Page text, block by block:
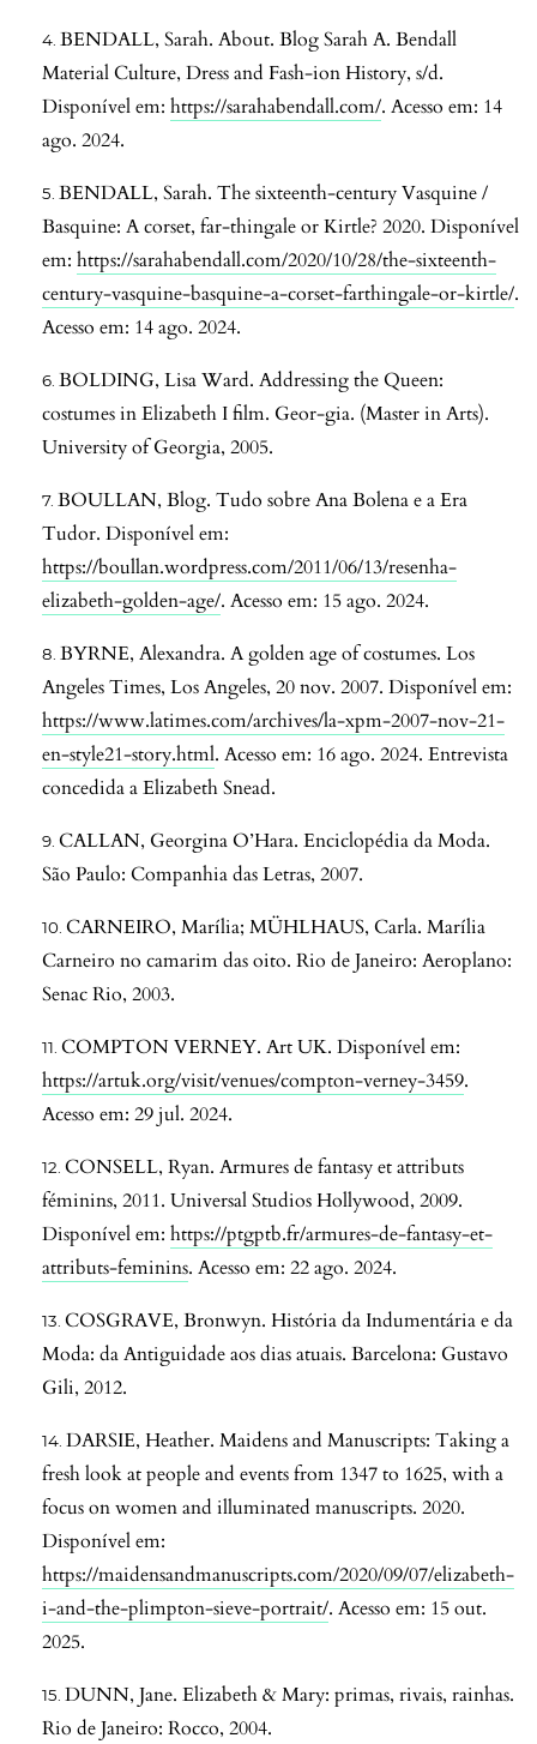
BENDALL, Sarah. About. Blog Sarah A. Bendall
Material Culture, Dress and Fash-ion History, s/d.
Disponível em: https://sarahabendall.com/. Acesso em: 14
ago. 2024.
BENDALL, Sarah. The sixteenth-century Vasquine /
Basquine: A corset, far-thingale or Kirtle? 2020. Disponível
em: https://sarahabendall.com/2020/10/28/the-sixteenth-
century-vasquine-basquine-a-corset-farthingale-or-kirtle/.
Acesso em: 14 ago. 2024.
BOLDING, Lisa Ward. Addressing the Queen:
costumes in Elizabeth I film. Geor-gia. (Master in Arts).
University of Georgia, 2005.
BOULLAN, Blog. Tudo sobre Ana Bolena e a Era
Tudor. Disponível em:
https://boullan.wordpress.com/2011/06/13/resenha-
elizabeth-golden-age/. Acesso em: 15 ago. 2024.
BYRNE, Alexandra. A golden age of costumes. Los
Angeles Times, Los Angeles, 20 nov. 2007. Disponível em:
https://www.latimes.com/archives/la-xpm-2007-nov-21-
en-style21-story.html. Acesso em: 16 ago. 2024. Entrevista
concedida a Elizabeth Snead.
CALLAN, Georgina O’Hara. Enciclopédia da Moda.
São Paulo: Companhia das Letras, 2007.
CARNEIRO, Marília; MÜHLHAUS, Carla. Marília
Carneiro no camarim das oito. Rio de Janeiro: Aeroplano:
Senac Rio, 2003.
COMPTON VERNEY. Art UK. Disponível em:
https://artuk.org/visit/venues/compton-verney-3459.
Acesso em: 29 jul. 2024.
CONSELL, Ryan. Armures de fantasy et attributs
féminins, 2011. Universal Studios Hollywood, 2009.
Disponível em: https://ptgptb.fr/armures-de-fantasy-et-
attributs-feminins. Acesso em: 22 ago. 2024.
COSGRAVE, Bronwyn. História da Indumentária e da
Moda: da Antiguidade aos dias atuais. Barcelona: Gustavo
Gili, 2012.
DARSIE, Heather. Maidens and Manuscripts: Taking a
fresh look at people and events from 1347 to 1625, with a
focus on women and illuminated manuscripts. 2020.
Disponível em:
https://maidensandmanuscripts.com/2020/09/07/elizabeth-
i-and-the-plimpton-sieve-portrait/. Acesso em: 15 out.
2025.
DUNN, Jane. Elizabeth & Mary: primas, rivais, rainhas.
Rio de Janeiro: Rocco, 2004.